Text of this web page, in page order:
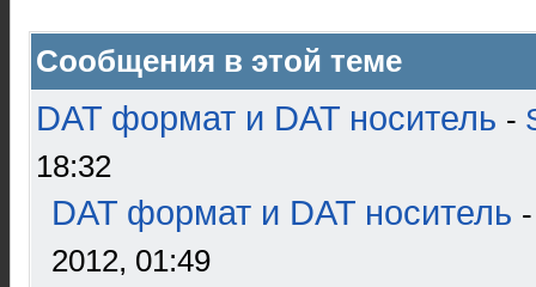
Сообщения в этой теме
DAT формат и DAT носитель -
18:32
DAT формат и DAT носитель
2012, 01:49